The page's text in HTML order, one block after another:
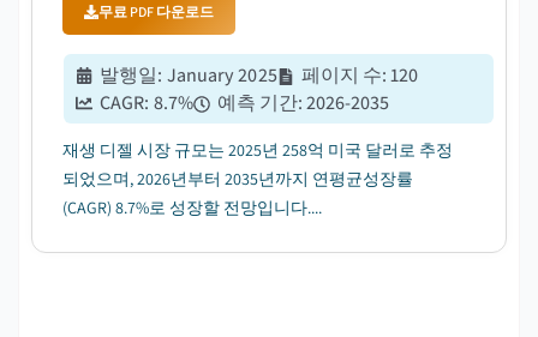
무료 PDF 다운로드
발행일: January 2025 페이지 수:120
CAGR: 8.7% 예측 기간:2026-2035
재생 디젤 시장 규모는 2025년 258억 미국 달러로 추정
되었으며, 2026년부터 2035년까지 연평균성장률
(CAGR) 8.7%로 성장할 전망입니다....